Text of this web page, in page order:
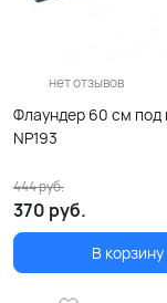
нет отзывов
Флаундер 60 см под
NP193
370 руб.
444руб.
В корзину